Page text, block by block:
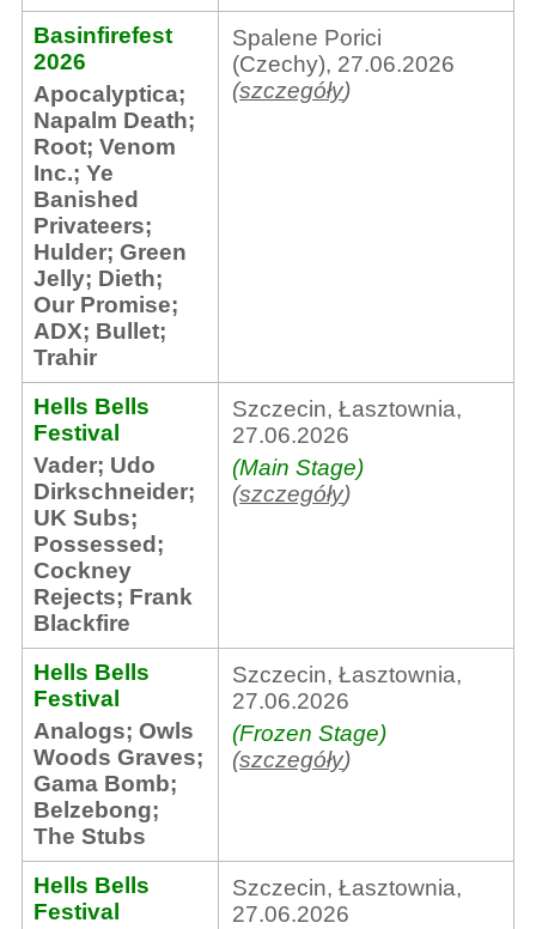
Basinfirefest
2026
Apocalyptica;
Napalm Death;
Root;Venom
Inc.;Ye
Banished
Privateers;
Hulder;Green
Jelly; Dieth;
Our Promise;
ADX; Bullet;
Trahir
Spalene Porici
(Czechy), 27.06.2026
(szczegóły)
Hells Bells
Festival
Vader; Udo
Dirkschneider;
UK Subs;
Possessed;
Cockney
Rejects; Frank
Blackfire
Szczecin, Łasztownia,
27.06.2026
(Main Stage)
(szczegóły)
Hells Bells
Festival
Analogs;Owls
Woods Graves;
Gama Bomb;
Belzebong;
The Stubs
Szczecin, Łasztownia,
27.06.2026
(Frozen Stage)
(szczegóły)
Hells Bells
Festival
Szczecin, Łasztownia,
27.06.2026